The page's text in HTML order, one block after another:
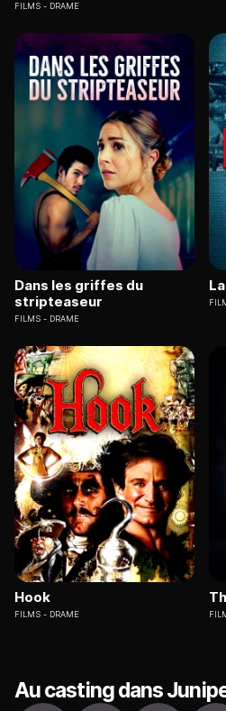
FILMS DRAME
Dans les griffes du
stripteaseur
FILMS DRAME
Hook
FILMS DRAME
Au casting dans